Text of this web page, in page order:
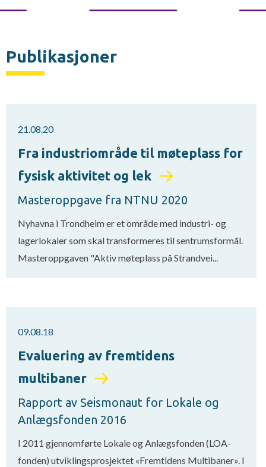
Publikasjoner
21.08.20
Fra industriområde til møteplass for
fysisk aktivitet og lek
Masteroppgave fra NTNU 2020
Nyhavna i Trondheim er et område med industri- og
lagerlokaler som skal transformeres til sentrumsformål.
Masteroppgaven "Aktiv møteplass på Strandvei...
09.08.18
Evaluering av fremtidens
multibaner
Rapport av Seismonaut for Lokale og
Anlægsfonden 2016
I 2011 gjennomførte Lokale og Anlægsfonden (LOA-
fonden) utviklingsprosjektet «Fremtidens Multibaner». I